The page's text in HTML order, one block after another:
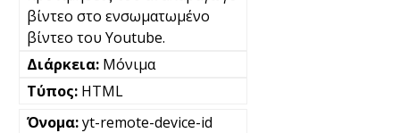
βίντεο στο ενσωματωμένο
βίντεο του Youtube.
Μόνιμα
HTML
yt-remote-device-id